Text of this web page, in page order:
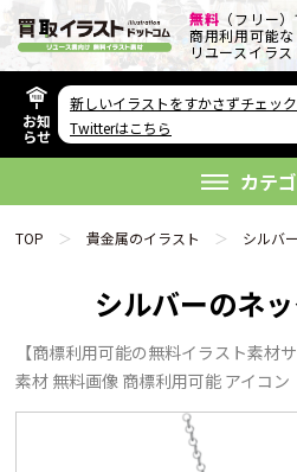
無料 （フリー
商用利用可能な
リユースイラ
欲しい素材が
リンクを
お知
らせ
新しいイラストをすかさずチェッ
Twitterはこちら
カテ
TOP 貴金属のイラスト シルバ
シルバーのネ
【商標利用可能の無料イラスト素材
素材 無料画像 商標利用可能 アイコン